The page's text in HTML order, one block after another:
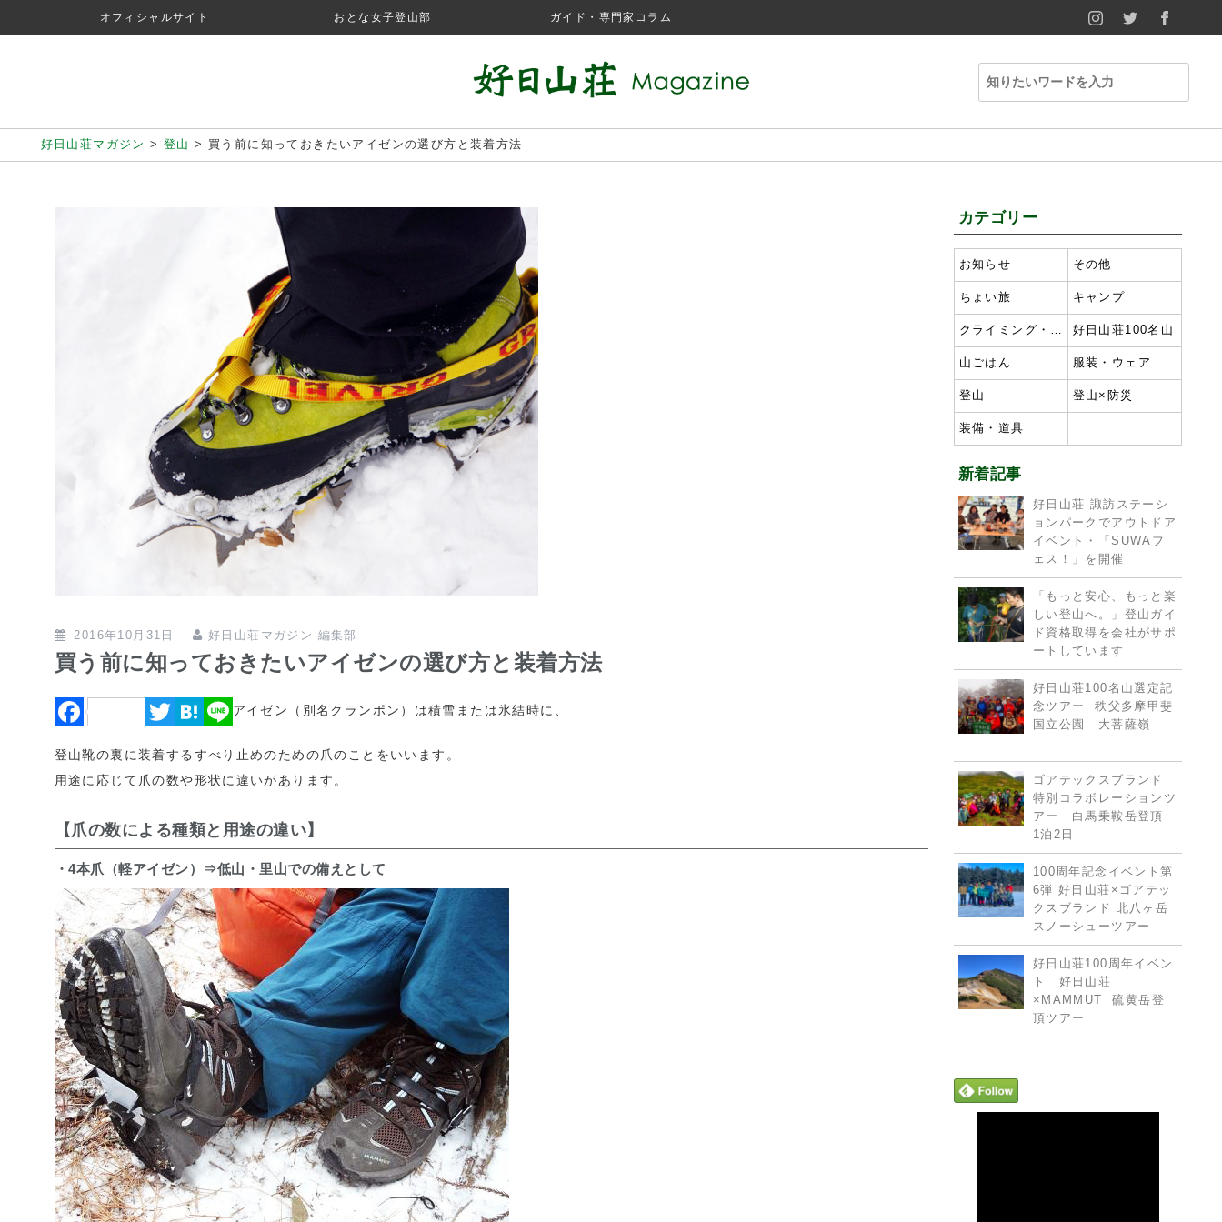
オフィシャルサイト おとな女子登山部 ガイド・専門家コラム TWITTER
INSTAGRAM
好日山荘マガジン > 登山 > 買う前に知っておきたいアイゼンの選び方と装着方法
2016年10月31日 好日山荘マガジン 編集部
買う前に知っておきたいアイゼンの選び方と装着方法
F
b
o
T
t
r
H
n
L
アイゼン（別名クランポン）は積雪または氷結時に、
登山靴の裏に装着するすべり止めのための爪のことをいいます。
用途に応じて爪の数や形状に違いがあります。
【爪の数による種類と用途の違い】
・4本爪（軽アイゼン）⇒低山・里山での備えとして
カテゴリー
お知らせ その他
ちょい旅 キャンプ
クライミング・ボルダリング 好日山荘100名山
山ごはん 服装・ウェア
登山 登山×防災
装備・道具
新着記事
好日山荘 諏訪ステーシ
ョンパークでアウトドア
イベント・「SUWAフ
ェス！」を開催
「もっと安心、もっと楽
しい登山へ。」登山ガイ
ド資格取得を会社がサポ
ートしています
好日山荘100名山選定記
念ツアー 秩父多摩甲斐
国立公園 大菩薩嶺
ゴアテックスブランド
特別コラボレーションツ
アー 白馬乗鞍岳登頂
1泊2日
100周年記念イベント第
6弾 好日山荘×ゴアテッ
クスブランド 北八ヶ岳
スノーシューツアー
好日山荘100周年イベン
ト 好日山荘
×MAMMUT 硫黄岳登
頂ツアー